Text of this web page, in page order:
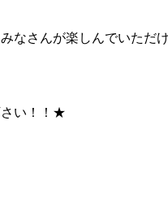
なさんが楽しんでいただ
さい！！★